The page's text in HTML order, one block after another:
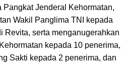
Pangkat Jenderal Kehormatan,
Wakil Panglima TNI kepada
Revita, serta menganugerahkan
kepada 10 penerima,
Sakti kepada 2 penerima, dan